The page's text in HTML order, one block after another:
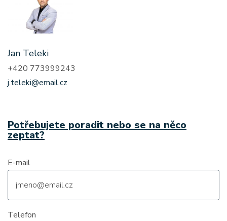
Jan Teleki
+420 773999243
j.teleki@email.cz
Potřebujete poradit nebo se na něco
zeptat?
E-mail
Telefon